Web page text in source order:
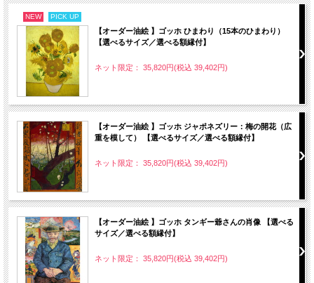
NEW PICK UP
【オーダー油絵 】ゴッホ ひまわり（15本のひまわり）
【選べるサイズ／選べる額縁付】
ネット限定： 35,820円(税込 39,402円)
【オーダー油絵 】ゴッホ ジャポネズリー：梅の開花（広
重を模して） 【選べるサイズ／選べる額縁付】
ネット限定： 35,820円(税込 39,402円)
【オーダー油絵 】ゴッホ タンギー爺さんの肖像 【選べる
サイズ／選べる額縁付】
ネット限定： 35,820円(税込 39,402円)